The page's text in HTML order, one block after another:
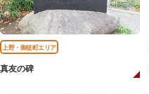
上野・御徒町エリア
真友の碑